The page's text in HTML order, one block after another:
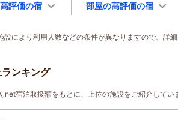
評価の宿 部屋の高評価の宿
により利用人数などの条件が異なりますので、詳
ンキング
宿泊取扱額をもとに、上位の施設をご紹介してい